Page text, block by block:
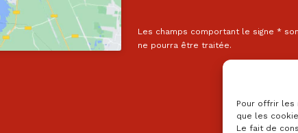
Pour offrir les
que les
Le fait de
Les champs comportant le signe *
ne pourra être traitée.